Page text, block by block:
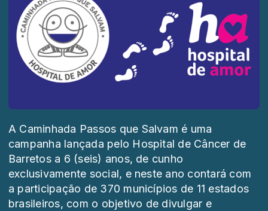
A Caminhada Passos que Salvam é uma
campanha lançada pelo Hospital de Câncer de
Barretos a 6 (seis) anos, de cunho
exclusivamente social, e neste ano contará com
a participação de 370 municípios de 11 estados
brasileiros, com o objetivo de divulgar e